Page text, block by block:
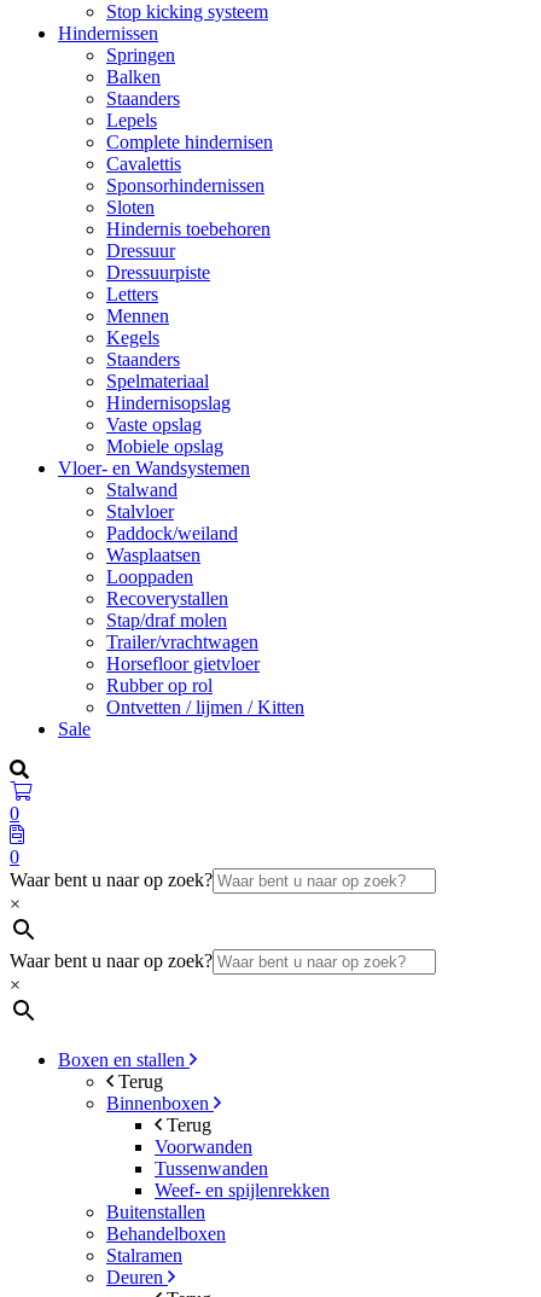
Stop kicking systeem
Hindernissen
Springen
Balken
Staanders
Lepels
Complete hindernisen
Cavalettis
Sponsorhindernissen
Sloten
Hindernis toebehoren
Dressuur
Dressuurpiste
Letters
Mennen
Kegels
Staanders
Spelmateriaal
Hindernisopslag
Vaste opslag
Mobiele opslag
Vloer- en Wandsystemen
Stalwand
Stalvloer
Paddock/weiland
Wasplaatsen
Looppaden
Recoverystallen
Stap/draf molen
Trailer/vrachtwagen
Horsefloor gietvloer
Rubber op rol
Ontvetten / lijmen / Kitten
Sale
0
0
Waar bent u naar op zoek?
×
Waar bent u naar op zoek?
×
Boxen en stallen
Terug
Binnenboxen
Terug
Voorwanden
Tussenwanden
Weef- en spijlenrekken
Buitenstallen
Behandelboxen
Stalramen
Deuren